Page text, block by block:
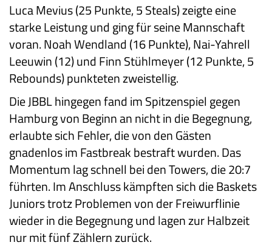
Luca Mevius (25 Punkte, 5 Steals) zeigte eine
starke Leistung und ging für seine Mannschaft
voran. Noah Wendland (16 Punkte), Nai-Yahrell
Leeuwin (12) und Finn Stühlmeyer (12 Punkte, 5
Rebounds) punkteten zweistellig.
Die JBBL hingegen fand im Spitzenspiel gegen
Hamburg von Beginn an nicht in die Begegnung,
erlaubte sich Fehler, die von den Gästen
gnadenlos im Fastbreak bestraft wurden. Das
Momentum lag schnell bei den Towers, die 20:7
führten. Im Anschluss kämpften sich die Baskets
Juniors trotz Problemen von der Freiwurflinie
wieder in die Begegnung und lagen zur Halbzeit
nur mit fünf Zählern zurück.